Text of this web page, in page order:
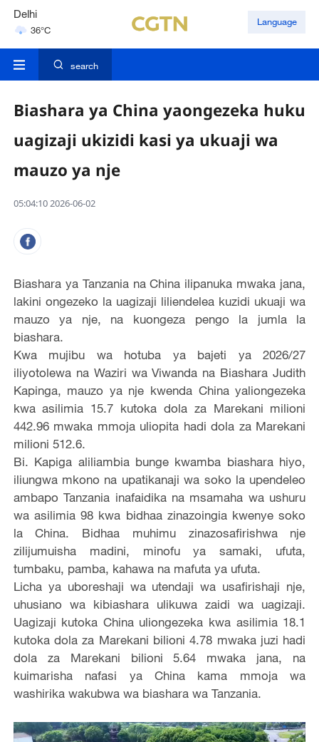
Delhi
36°C
Hyderabad
Language
search
Biashara ya China yaongezeka huku
uagizaji ukizidi kasi ya ukuaji wa
mauzo ya nje
05:04:10 2026-06-02
Biashara ya Tanzania na China ilipanuka mwaka jana,
lakini ongezeko la uagizaji liliendelea kuzidi ukuaji wa
mauzo ya nje, na kuongeza pengo la jumla la
biashara.
Kwa mujibu wa hotuba ya bajeti ya 2026/27
iliyotolewa na Waziri wa Viwanda na Biashara Judith
Kapinga, mauzo ya nje kwenda China yaliongezeka
kwa asilimia 15.7 kutoka dola za Marekani milioni
442.96 mwaka mmoja uliopita hadi dola za Marekani
milioni 512.6.
Bi. Kapiga aliliambia bunge kwamba biashara hiyo,
iliungwa mkono na upatikanaji wa soko la upendeleo
ambapo Tanzania inafaidika na msamaha wa ushuru
wa asilimia 98 kwa bidhaa zinazoingia kwenye soko
la China. Bidhaa muhimu zinazosafirishwa nje
zilijumuisha madini, minofu ya samaki, ufuta,
tumbaku, pamba, kahawa na mafuta ya ufuta.
Licha ya uboreshaji wa utendaji wa usafirishaji nje,
uhusiano wa kibiashara ulikuwa zaidi wa uagizaji.
Uagizaji kutoka China uliongezeka kwa asilimia 18.1
kutoka dola za Marekani bilioni 4.78 mwaka juzi hadi
dola za Marekani bilioni 5.64 mwaka jana, na
kuimarisha nafasi ya China kama mmoja wa
washirika wakubwa wa biashara wa Tanzania.